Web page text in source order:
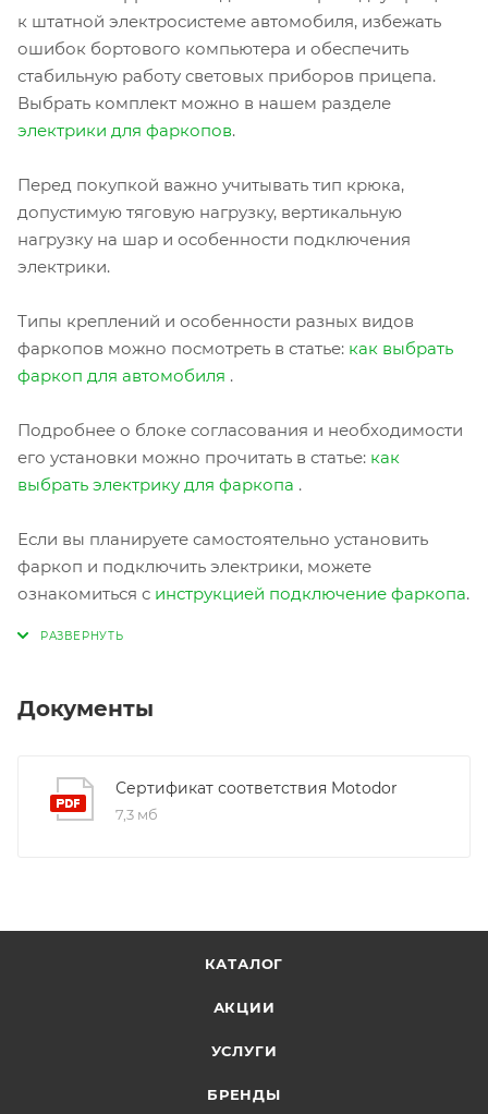
к штатной электросистеме автомобиля, избежать
ошибок бортового компьютера и обеспечить
стабильную работу световых приборов прицепа.
Выбрать комплект можно в нашем разделе
электрики для фаркопов.
Перед покупкой важно учитывать тип крюка,
допустимую тяговую нагрузку, вертикальную
нагрузку на шар и особенности подключения
электрики.
Типы креплений и особенности разных видов
фаркопов можно посмотреть в статье: как выбрать
фаркоп для автомобиля .
Подробнее о блоке согласования и необходимости
его установки можно прочитать в статье: как
выбрать электрику для фаркопа .
Если вы планируете самостоятельно установить
фаркоп и подключить электрики, можете
ознакомиться с инструкцией подключение фаркопа.
Документы
Сертификат соответствия Motodor
7,3 мб
КАТАЛОГ
АКЦИИ
УСЛУГИ
БРЕНДЫ